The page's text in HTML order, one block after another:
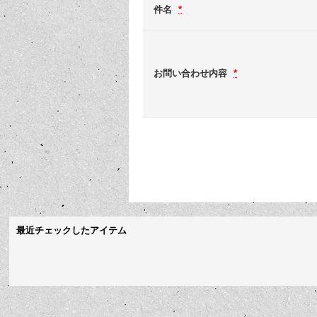
件名 *
お問い合わせ内容 *
最近チェックしたアイテム